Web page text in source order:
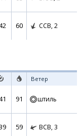
60 ССВ, 2
Ветер
91 штиль
59 ВСВ, 3